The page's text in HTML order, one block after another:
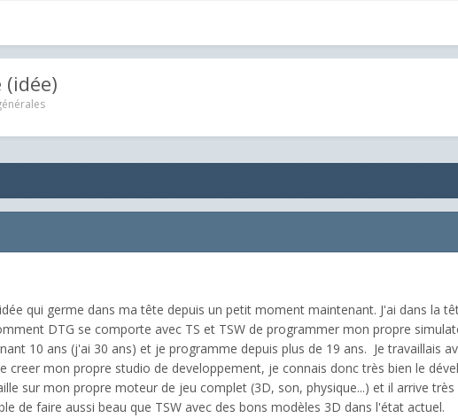
qui germe dans ma tête depuis un petit moment maintenant. J'ai dans la
DTG se comporte avec TS et TSW de programmer mon propre
10 ans (j'ai 30 ans) et je programme depuis plus de 19 ans. Je travaillais
creer mon propre studio de developpement, je connais donc très bien le
sur mon propre moteur de jeu complet (3D, son, physique...) et il arrive
de faire aussi beau que TSW avec des bons modèles 3D dans l'état actuel.